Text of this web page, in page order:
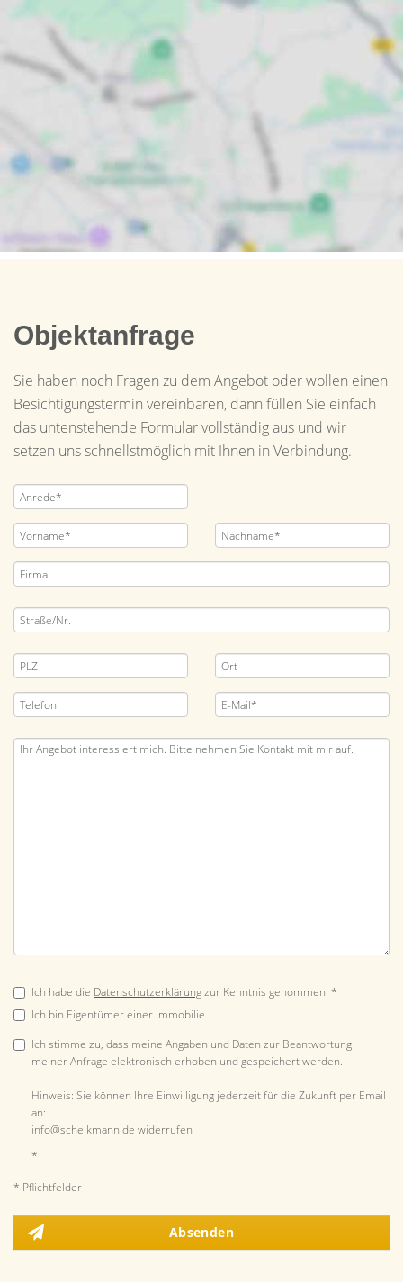
Objektanfrage
Sie haben noch Fragen zu dem Angebot oder wollen einen
Besichtigungstermin vereinbaren, dann füllen Sie einfach
das untenstehende Formular vollständig aus und wir
setzen uns schnellstmöglich mit Ihnen in Verbindung.
Ich habe die Datenschutzerklärungzur Kenntnis genommen. *
Ich bin Eigentümer einer Immobilie.
Ich stimme zu, dass meine Angaben und Daten zur Beantwortung
meiner Anfrage elektronisch erhoben und gespeichert werden.
Hinweis: Sie können Ihre Einwilligung jederzeit für die Zukunft per Email
an:
info@schelkmann.de widerrufen
*
* Pflichtfelder
Absenden